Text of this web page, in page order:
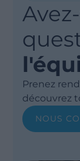
Prenez
découvrez
NOUS